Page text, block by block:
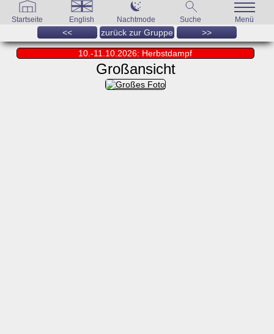
Startseite English Nachtmode Suche Menü
<< zurück zur Gruppe >>
10.-11.10.2026: Herbstdampf
Großansicht